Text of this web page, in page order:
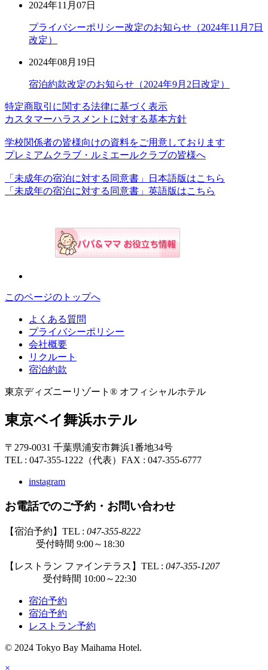
2024年11月07日
プライバシーポリシー改定のお知らせ（2024年11月7日
改定）
2024年08月19日
宿泊約款改定のお知らせ（2024年9月2日改定）
特定商取引に関する法律に基づく表示
カスタマーハラスメントに対する基本方針
学校関係者の皆様向けの資料をご用意しております
プレミアムクラブ・ルミエールクラブの皆様へ
「未成年の宿泊に対する同意書」日本語版はこちら
「未成年の宿泊に対する同意書」英語版はこちら
このページのトップへ
よくある質問
プライバシーポリシー
会社概要
リクルート
宿泊約款
東京ディズニーリゾート® オフィシャルホテル
東京ベイ舞浜ホテル
〒279-0031 千葉県浦安市舞浜1番地34号
TEL : 047-355-1222（代表） FAX : 047-355-6777
instagram
お電話でのご予約・お問い合わせ
【宿泊予約】TEL : 047-355-8222
受付時間 9:00～18:30
【レストラン ファインテラス】TEL : 047-355-1207
受付時間 10:00～22:30
宿泊予約
宿泊予約
レストラン予約
© 2024 Tokyo Bay Maihama Hotel.
×